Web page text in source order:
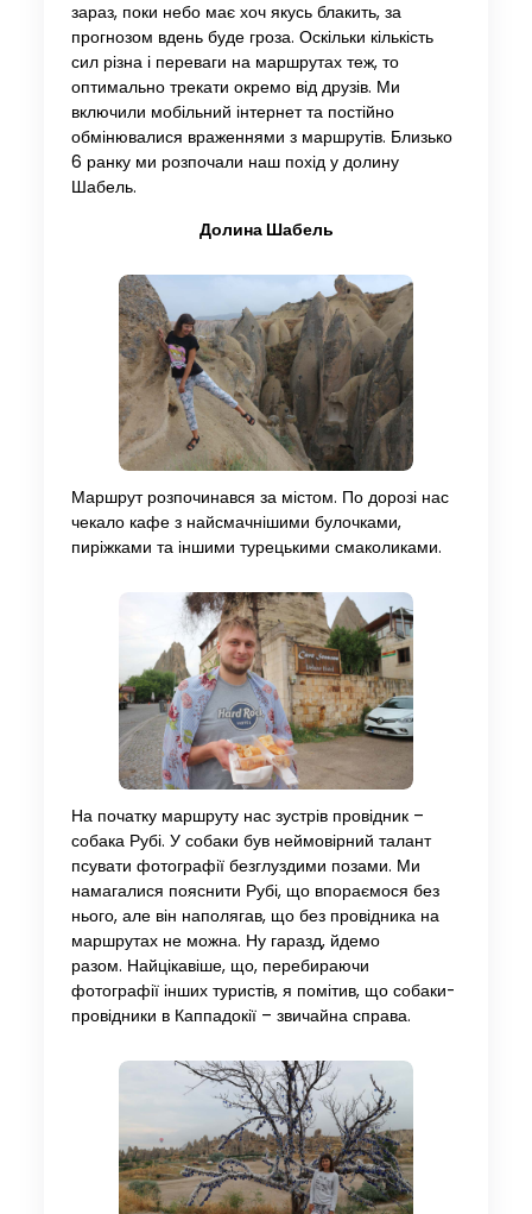
зараз, поки небо має хоч якусь блакить, за
прогнозом вдень буде гроза. Оскільки кількість
сил різна і переваги на маршрутах теж, то
оптимально трекати окремо від друзів. Ми
включили мобільний інтернет та постійно
обмінювалися враженнями з маршрутів. Близько
6 ранку ми розпочали наш похід у долину
Шабель.
Долина Шабель
Маршрут розпочинався за містом. По дорозі нас
чекало кафе з найсмачнішими булочками,
пиріжками та іншими турецькими смаколиками.
На початку маршруту нас зустрів провідник –
собака Рубі. У собаки був неймовірний талант
псувати фотографії безглуздими позами. Ми
намагалися пояснити Рубі, що впораємося без
нього, але він наполягав, що без провідника на
маршрутах не можна. Ну гаразд, йдемо
разом. Найцікавіше, що, перебираючи
фотографії інших туристів, я помітив, що собаки-
провідники в Каппадокії – звичайна справа.